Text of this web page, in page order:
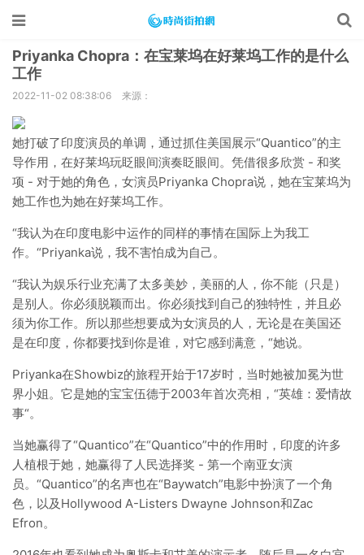
Priyanka Chopra：在宝莱坞在好莱坞工作的是什么
工作
2022-11-02 08:38:06 来源：
她打破了印度演员的单调，通过抓住美国展示“Quantico”的主
导作用，在好莱坞玩眨眼间演奏眨眼间。凭借很多欣赏 - 和奖
项 - 对于她的角色，女演员Priyanka Chopra说，她在宝莱坞为
她工作也为她在好莱坞工作。
“我认为在印度电影中运作的同样的事情在国际上为我工
作。“Priyanka说，我不害怕成为自己。
“我认为娱乐行业充满了太多美妙，美丽的人，你不能（只是）
是别人。你必须脱颖而出。你必须找到自己的独特性，并且必
须为你工作。所以那些想要成为女演员的人，无论是在美国还
是在印度，你都要找到你是谁，对它感到满意，“她说。
Priyanka在Showbiz的旅程开始于17岁时，当时她被加冕为世
界小姐。它是她的宝宝伍德于2003年首次亮相，“英雄：爱情故
事“。
当她赢得了“Quantico”在“Quantico”中的作用时，印度的许多
人植根于她，她赢得了人民选择奖 - 第一个南亚女演
员。“Quantico”的名声也在“Baywatch”电影中扮演了一个角
色，以及Hollywood A-Listers Dwayne Johnson和Zac
Efron。